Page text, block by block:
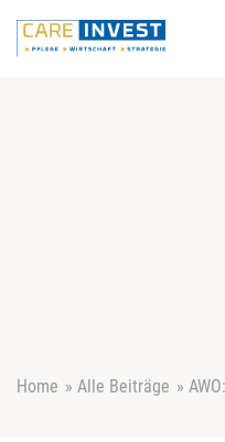
Home » Alle Beiträge »